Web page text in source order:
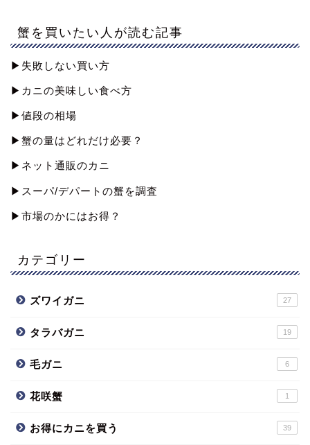
蟹を買いたい人が読む記事
▶︎失敗しない買い方
▶︎カニの美味しい食べ方
▶︎値段の相場
▶︎蟹の量はどれだけ必要？
▶︎ネット通販のカニ
▶︎スーパ/デパートの蟹を調査
▶︎市場のかにはお得？
カテゴリー
ズワイガニ 27
タラバガニ 19
毛ガニ 6
花咲蟹 1
お得にカニを買う 39